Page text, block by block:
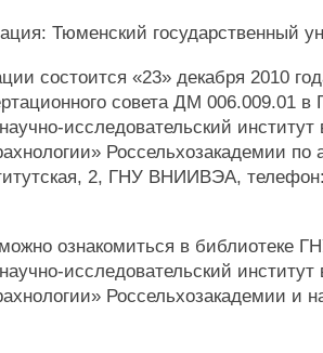
Тюменский государственный
состоится «23» декабря 2010
совета ДМ 006.009.01 в
исследовательский институт
Россельхозакадемии по
2, ГНУ ВНИИВЭА,
ознакомиться в библиотеке
исследовательский институт
Россельхозакадемии и